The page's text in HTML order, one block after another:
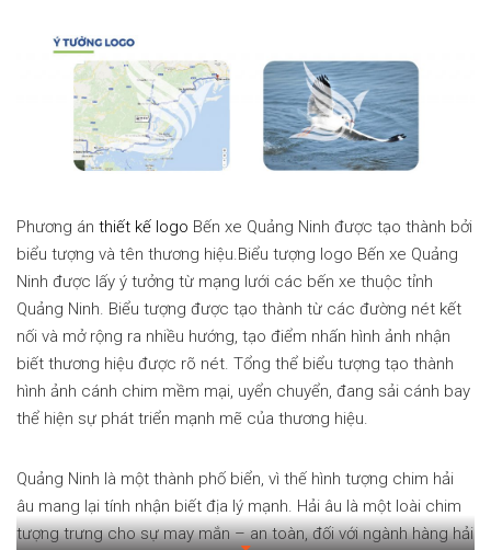
Phương án thiết kế logo Bến xe Quảng Ninh được tạo thành bởi
biểu tượng và tên thương hiệu.Biểu tượng logo Bến xe Quảng
Ninh được lấy ý tưởng từ mạng lưới các bến xe thuộc tỉnh
Quảng Ninh. Biểu tượng được tạo thành từ các đường nét kết
nối và mở rộng ra nhiều hướng, tạo điểm nhấn hình ảnh nhận
biết thương hiệu được rõ nét. Tổng thể biểu tượng tạo thành
hình ảnh cánh chim mềm mại, uyển chuyển, đang sải cánh bay
thể hiện sự phát triển mạnh mẽ của thương hiệu.
Quảng Ninh là một thành phố biển, vì thế hình tượng chim hải
âu mang lại tính nhận biết địa lý mạnh. Hải âu là một loài chim
tượng trưng cho sự may mắn – an toàn, đối với ngành hàng hải